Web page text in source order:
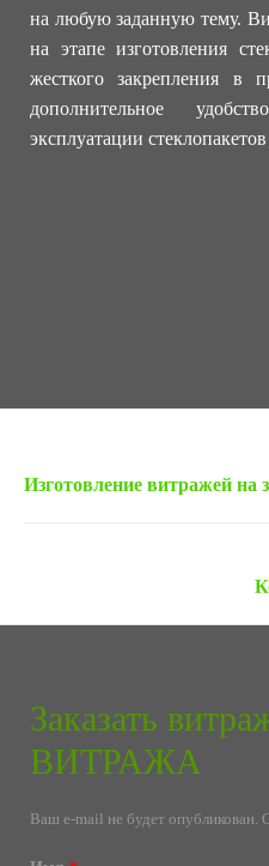
на любую заданную тему.
на этапе изготовления
жесткого закрепления в
дополнительное
эксплуатации
Изготовление витражей на
Заказать
ВИТРАЖА
Ваш e-mail не будет опубликован.